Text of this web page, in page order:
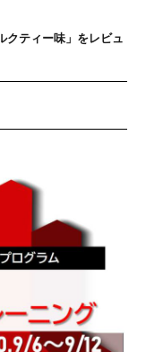
クティー味」をレビュ